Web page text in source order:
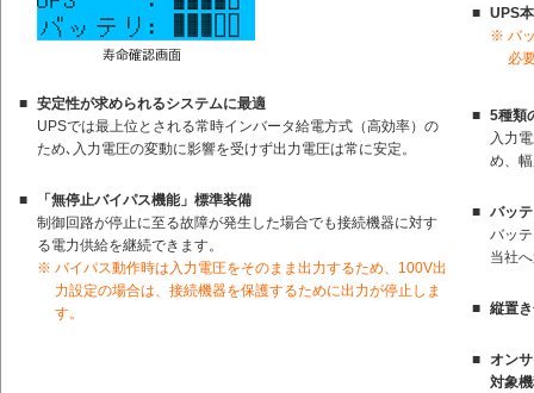
■ 安定性が求められるシステムに最適
UPSでは最上位とされる常時インバータ給電方式（高効率）の
ため､入力電圧の変動に影響を受けず出力電圧は常に安定。
■
「無停止バイパス機能」標準装備
制御回路が停止に至る故障が発生した場合でも接続機器に対す
る電力供給を継続できます。
※ バイパス動作時は入力電圧をそのまま出力するため、100V出
力設定の場合は、接続機器を保護するために出力が停止しま
す。
■ UPS
※ バ
必
■ 5種類
入力
め、
■ バッ
バッ
当社
■ 縦置
■ オン
対象